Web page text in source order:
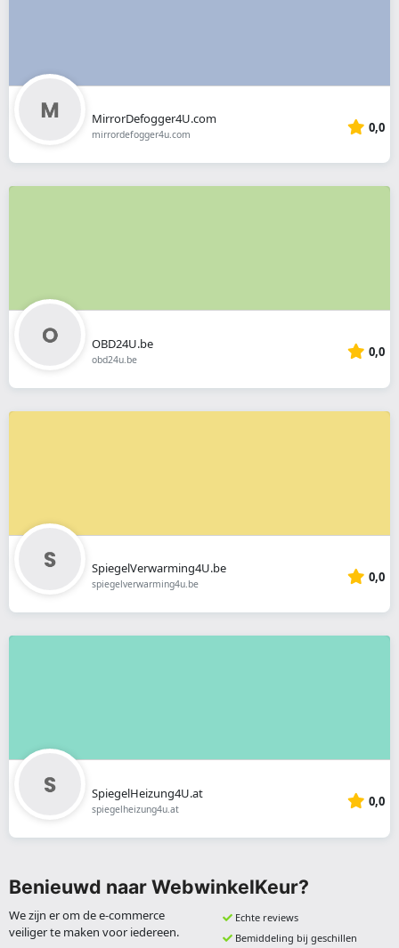
MirrorDefogger4U.com
mirrordefogger4u.com 0,0
OBD24U.be
obd24u.be 0,0
SpiegelVerwarming4U.be
spiegelverwarming4u.be 0,0
SpiegelHeizung4U.at
spiegelheizung4u.at 0,0
Benieuwd naar WebwinkelKeur?
We zijn er om de e-commerce
veiliger te maken voor iedereen.
Echte reviews
Bemiddeling bij geschillen